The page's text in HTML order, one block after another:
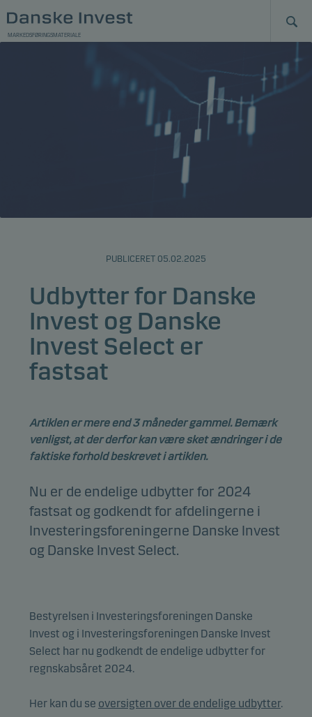
MARKEDSFØRINGSMATERIALE
PUBLICERET 05.02.2025
Udbytter for Danske
Invest og Danske
Invest Select er
fastsat
Artiklen er mere end 3 måneder gammel. Bemærk
venligst, at der derfor kan være sket ændringer i de
faktiske forhold beskrevet i artiklen.
Nu er de endelige udbytter for 2024
fastsat og godkendt for afdelingerne i
Investeringsforeningerne Danske Invest
og Danske Invest Select.
Bestyrelsen i Investeringsforeningen Danske
Invest og i Investeringsforeningen Danske Invest
Select har nu godkendt de endelige udbytter for
regnskabsåret 2024.
Her kan du se oversigten over de endelige udbytter.